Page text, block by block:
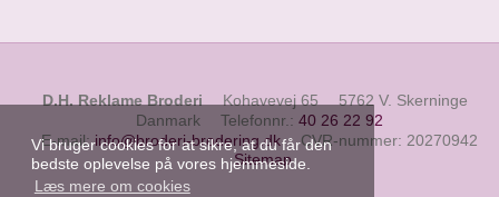
Vi bruger cookies for at sikre, at du får den
bedste oplevelse på vores hjemmeside.
Læs mere om cookies
D.H. Reklame Broderi Kohavevej 65
5762 V. Skerninge
Danmark
Telefonnr. : 40 26 22 92
E-mail: info@broderi-brodering.dk CVR-nummer: 20270942
Sitemap